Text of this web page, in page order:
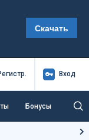
Скачать
. Вход
Бонусы